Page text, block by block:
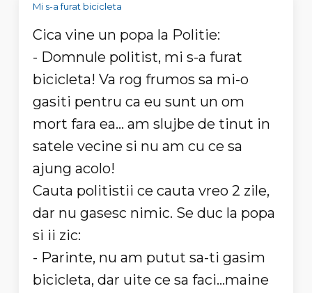
Mi s-a furat bicicleta
Cica vine un popa la Politie:
- Domnule politist, mi s-a furat
bicicleta! Va rog frumos sa mi-o
gasiti pentru ca eu sunt un om
mort fara ea... am slujbe de tinut in
satele vecine si nu am cu ce sa
ajung acolo!
Cauta politistii ce cauta vreo 2 zile,
dar nu gasesc nimic. Se duc la popa
si ii zic:
- Parinte, nu am putut sa-ti gasim
bicicleta, dar uite ce sa faci...maine